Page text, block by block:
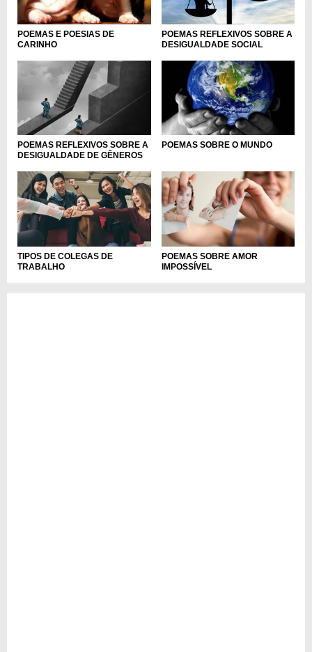
POEMAS E POESIAS DE
CARINHO
POEMAS REFLEXIVOS SOBRE A
DESIGUALDADE SOCIAL
POEMAS REFLEXIVOS SOBRE A
DESIGUALDADE DE GÊNEROS
POEMAS SOBRE O MUNDO
TIPOS DE COLEGAS DE
TRABALHO
POEMAS SOBRE AMOR
IMPOSSÍVEL